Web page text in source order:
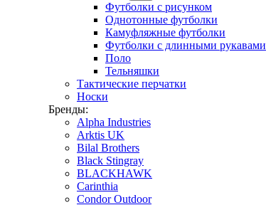
Футболки с рисунком
Однотонные футболки
Камуфляжные футболки
Футболки с длинными рукавами
Поло
Тельняшки
Тактические перчатки
Носки
Бренды:
Alpha Industries
Arktis UK
Bilal Brothers
Black Stingray
BLACKHAWK
Carinthia
Condor Outdoor